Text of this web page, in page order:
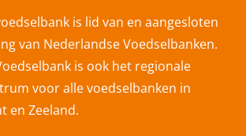
is lid van en aangesloten
van Nederlandse Voedselbanken.
is ook het regionale
voor alle voedselbanken in
en Zeeland.